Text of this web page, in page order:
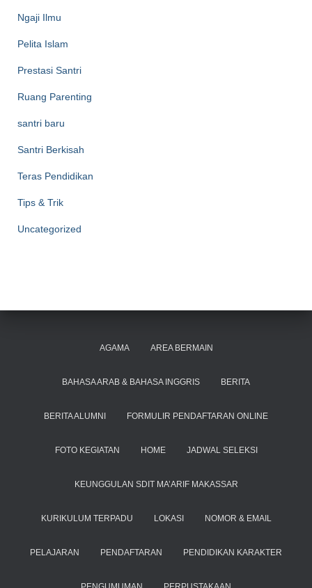
Ngaji Ilmu
Pelita Islam
Prestasi Santri
Ruang Parenting
santri baru
Santri Berkisah
Teras Pendidikan
Tips & Trik
Uncategorized
AGAMA AREA BERMAIN
BAHASA ARAB & BAHASA INGGRIS BERITA
BERITA ALUMNI FORMULIR PENDAFTARAN ONLINE
FOTO KEGIATAN HOME JADWAL SELEKSI
KEUNGGULAN SDIT MA’ARIF MAKASSAR
KURIKULUM TERPADU LOKASI NOMOR & EMAIL
PELAJARAN PENDAFTARAN PENDIDIKAN KARAKTER